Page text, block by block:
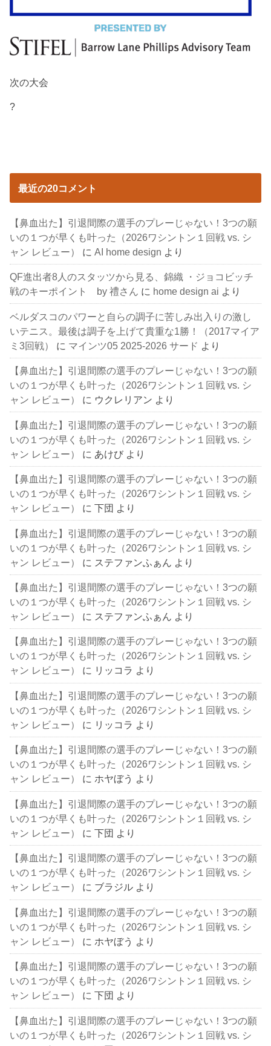
次の大会
?
最近の20コメント
【鼻血出た】引退間際の選手のプレーじゃない！3つの願
いの１つが早くも叶った（2026ワシントン１回戦 vs. シ
ャン レビュー）
にAI home design より
QF進出者8人のスタッツから見る、錦織 ・ジョコビッチ
戦のキーポイント by 禮さん に home design ai より
ベルダスコのパワーと自らの調子に苦しみ出入りの激し
いテニス。最後は調子を上げて貴重な1勝！（2017マイア
ミ3回戦）
に マインツ05 2025-2026 サード より
【鼻血出た】引退間際の選手のプレーじゃない！3つの願
いの１つが早くも叶った（2026ワシントン１回戦 vs. シ
ャン レビュー）
に ウクレリアン より
【鼻血出た】引退間際の選手のプレーじゃない！3つの願
いの１つが早くも叶った（2026ワシントン１回戦 vs. シ
ャン レビュー）
に あけび より
【鼻血出た】引退間際の選手のプレーじゃない！3つの願
いの１つが早くも叶った（2026ワシントン１回戦 vs. シ
ャン レビュー）
に下団 より
【鼻血出た】引退間際の選手のプレーじゃない！3つの願
いの１つが早くも叶った（2026ワシントン１回戦 vs. シ
ャン レビュー）
に ステファンふぁん より
【鼻血出た】引退間際の選手のプレーじゃない！3つの願
いの１つが早くも叶った（2026ワシントン１回戦 vs. シ
ャン レビュー）
に ステファンふぁん より
【鼻血出た】引退間際の選手のプレーじゃない！3つの願
いの１つが早くも叶った（2026ワシントン１回戦 vs. シ
ャン レビュー）
に リッコラ より
【鼻血出た】引退間際の選手のプレーじゃない！3つの願
いの１つが早くも叶った（2026ワシントン１回戦 vs. シ
ャン レビュー）
に リッコラ より
【鼻血出た】引退間際の選手のプレーじゃない！3つの願
いの１つが早くも叶った（2026ワシントン１回戦 vs. シ
ャン レビュー）
に ホヤぼう より
【鼻血出た】引退間際の選手のプレーじゃない！3つの願
いの１つが早くも叶った（2026ワシントン１回戦 vs. シ
ャン レビュー）
に下団 より
【鼻血出た】引退間際の選手のプレーじゃない！3つの願
いの１つが早くも叶った（2026ワシントン１回戦 vs. シ
ャン レビュー）
に ブラジル より
【鼻血出た】引退間際の選手のプレーじゃない！3つの願
いの１つが早くも叶った（2026ワシントン１回戦 vs. シ
ャン レビュー）
に ホヤぼう より
【鼻血出た】引退間際の選手のプレーじゃない！3つの願
いの１つが早くも叶った（2026ワシントン１回戦 vs. シ
ャン レビュー）
に下団 より
【鼻血出た】引退間際の選手のプレーじゃない！3つの願
いの１つが早くも叶った（2026ワシントン１回戦 vs. シ